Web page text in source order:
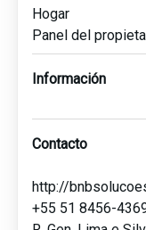
Hogar
Panel del
Información
Contacto
http://
+55 51 8456-